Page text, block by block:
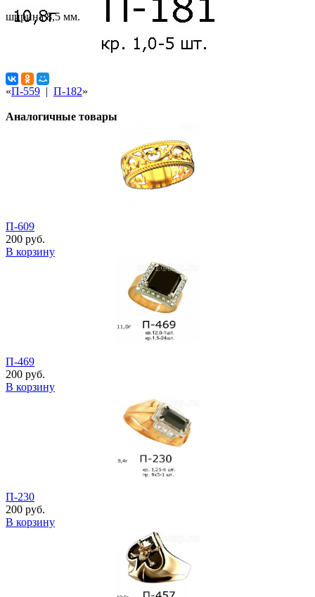
ширина 8,5 мм.
«П-559 | П-182»
Аналогичные товары
П-609
200 руб.
В корзину
П-469
200 руб.
В корзину
П-230
200 руб.
В корзину